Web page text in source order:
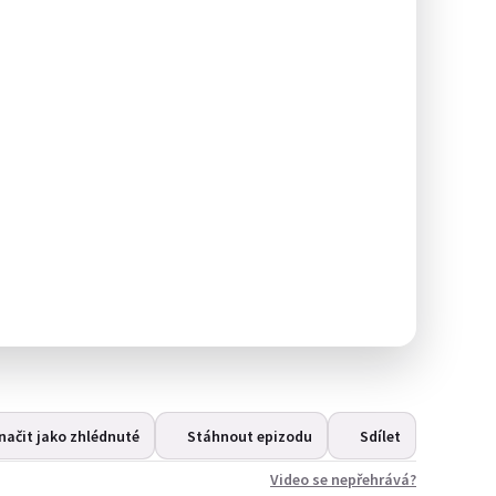
jako zhlédnuté Stáhnout epizodu Sdílet
Video se nepřehrává?